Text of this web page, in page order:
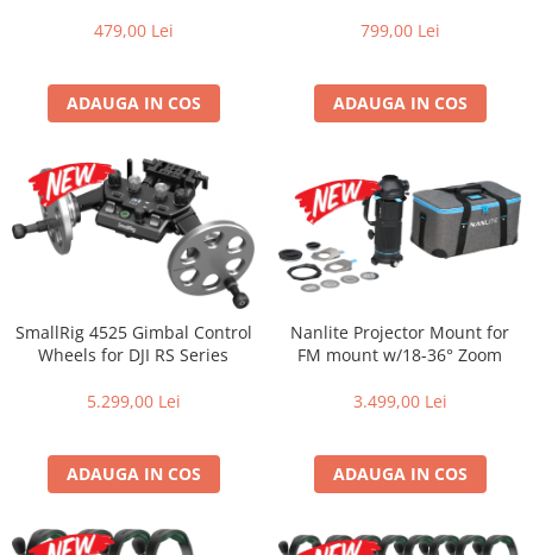
479,00 Lei
ADAUGA IN COS
799,00 Lei
ADAUGA IN COS
SmallRig 4525 Gimbal Control
Wheels for DJI RS Series
5.299,00 Lei
ADAUGA IN COS
Nanlite Projector Mount for
FM mount w/18-36° Zoom
3.499,00 Lei
ADAUGA IN COS